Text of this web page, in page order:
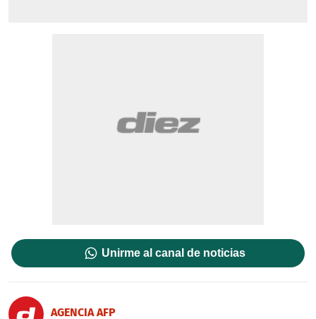
Unirme al canal de noticias
AGENCIA AFP